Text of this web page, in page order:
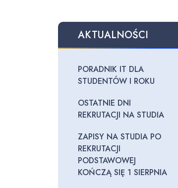
AKTUALNOŚCI
PORADNIK IT DLA
STUDENTÓW I ROKU
OSTATNIE DNI
REKRUTACJI NA STUDIA
ZAPISY NA STUDIA PO
REKRUTACJI
PODSTAWOWEJ
KOŃCZĄ SIĘ 1 SIERPNIA